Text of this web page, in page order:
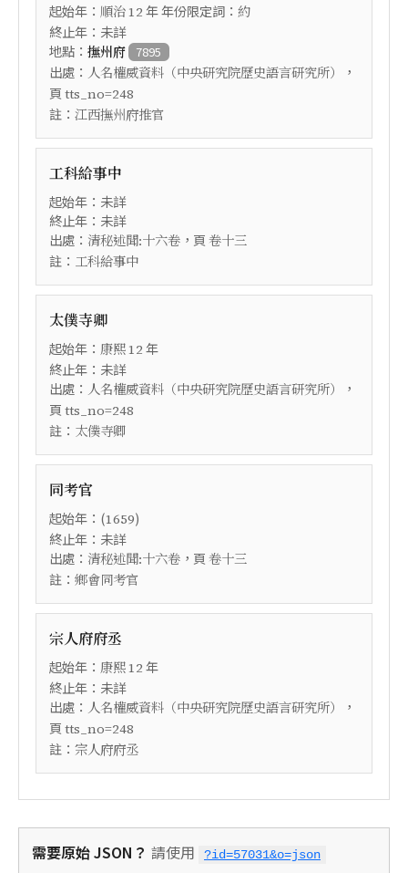
起始年： 順治12 年 年份限定詞： 約
終止年：未詳
地點： 撫州府 7895
出處： 人名權威資料（中央研究院歷史語言研究所）
，
頁 tts_no=248
註： 江西撫州府推官
工科給事中
起始年：未詳
終止年：未詳
出處： 清秘述聞:十六卷 ，頁 卷十三
註： 工科給事中
太僕寺卿
起始年： 康熙12 年
終止年：未詳
出處： 人名權威資料（中央研究院歷史語言研究所）
，
頁 tts_no=248
註： 太僕寺卿
同考官
起始年：(1659)
終止年：未詳
出處： 清秘述聞:十六卷 ，頁 卷十三
註： 鄉會同考官
宗人府府丞
起始年： 康熙12 年
終止年：未詳
出處： 人名權威資料（中央研究院歷史語言研究所）
，
頁 tts_no=248
註： 宗人府府丞
需要原始 JSON？ 請使用 ?id=57031&o=json